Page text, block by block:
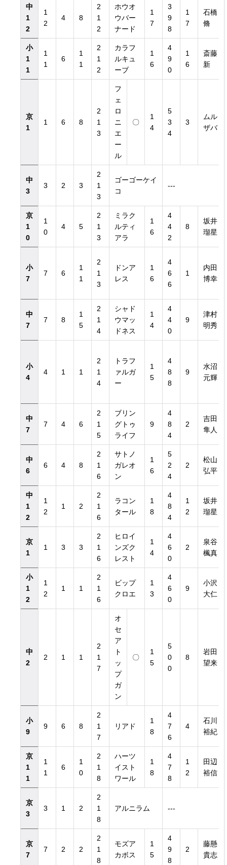
中
1
2
1
2
4 8
2
1
2
ホウオ
ウバー
ナード
1
7
3
9
8
1
7
石橋
脩
小
1
1
1
1
6
1
1
2
1
2
カラフ
ルキュ
ーブ
1
6
4
9
0
1
6
斎藤
新
京
1
1 6 8
2
1
3
フ
ェ
ロ
ニ
エ
ー
ル
〇
1
4
5
3
4
3
ムル
ザバ
中
3
3 2 3
2
1
3
ゴーゴーケイ
コ
---
京
1
0
1
0
4 5
2
1
3
ミラク
ルティ
アラ
1
6
4
4
2
8
坂井
瑠星
小
7
7 6
1
1
2
1
3
ドンア
レス
1
6
4
6
6
1
内田
博幸
中
7
7 8
1
5
2
1
4
シャド
ウマッ
ドネス
1
4
4
4
0
9
津村
明秀
小
4
4 1 1
2
1
4
トラフ
ァルガ
ー
1
5
4
8
8
9
水沼
元輝
中
7
7 4 6
2
1
5
ブリン
グトゥ
ライフ
9
4
8
4
2
吉田
隼人
中
6
6 4 8
2
1
6
サトノ
ガレオ
ン
1
6
5
2
4
2
松山
弘平
中
1
2
1
2
1 2
2
1
6
ラコン
タール
1
8
4
8
4
1
2
坂井
瑠星
京
1
1 3 3
2
1
6
ヒロイ
ンズク
レスト
1
4
4
6
0
2
泉谷
楓真
小
1
2
1
2
1 1
2
1
6
ビップ
クロエ
1
3
4
6
0
9
小沢
大仁
中
2
2 1 1
2
1
7
オ
セ
ア
ト
ッ
プ
ガ
ン
〇
1
5
5
0
0
8
岩田
望来
小
9
9 6 8
2
1
7
リアド
1
8
4
7
6
4
石川
裕紀
京
1
1
1
1
6
1
0
2
1
8
ハーツ
イスト
ワール
1
8
4
7
8
1
2
田辺
裕信
京
3
3 1 2
2
1
8
アルニラム ---
京
7
7 2 2
2
1
8
モズア
カボス
1
5
4
9
8
2
藤懸
貴志